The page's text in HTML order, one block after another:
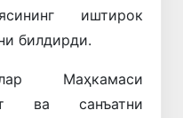
иштирок
билдирди.
Маҳкамаси
ва санъатни